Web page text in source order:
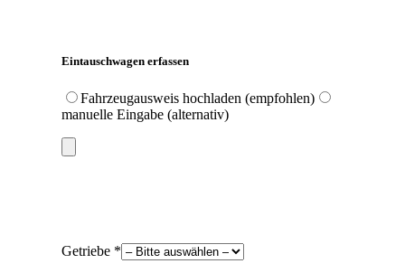
Eintauschwagen erfassen
Fahrzeugausweis hochladen (empfohlen)
manuelle Eingabe (alternativ)
Getriebe *